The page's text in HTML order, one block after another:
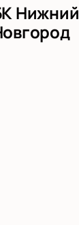
Нижний